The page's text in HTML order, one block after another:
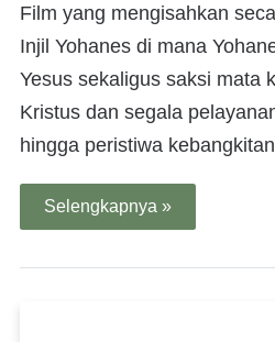
Film yang mengisahkan
Injil Yohanes di mana
Yesus sekaligus saksi mata
Kristus dan segala
hingga peristiwa
Selengkapnya »